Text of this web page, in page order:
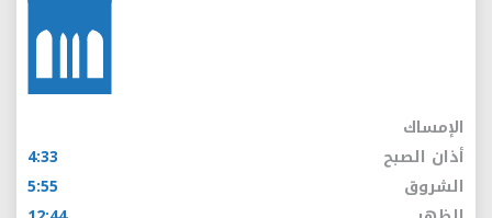
الإمساك
أذان الصبح
4:33
الشروق
5:55